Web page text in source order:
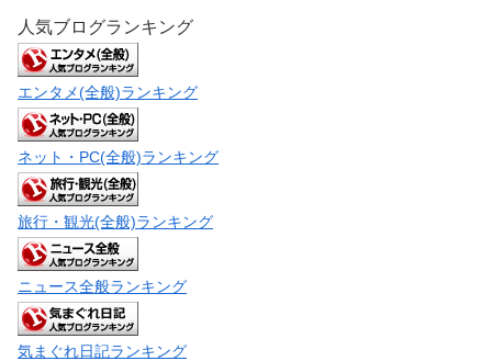
人気ブログランキング
エンタメ(全般)ランキング
ネット・PC(全般)ランキング
旅行・観光(全般)ランキング
ニュース全般ランキング
気まぐれ日記ランキング